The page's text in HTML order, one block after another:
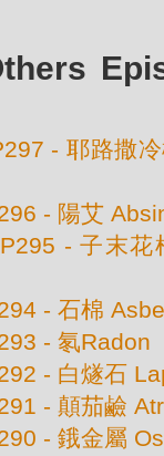
- 耶路撒
- 陽艾
- 子末
- 石棉
- 氡Radon
- 白燧石
- 顛茄鹼
- 鋨金屬